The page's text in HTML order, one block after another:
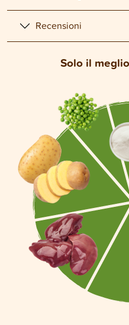
Recensioni
Solo il